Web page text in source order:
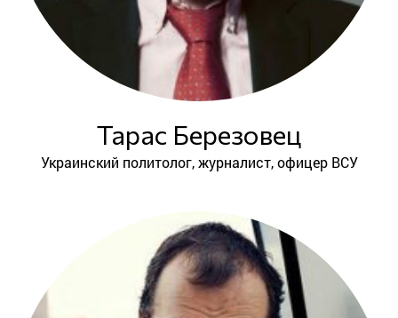
Тарас Березовец
Украинский политолог, журналист, офицер ВСУ